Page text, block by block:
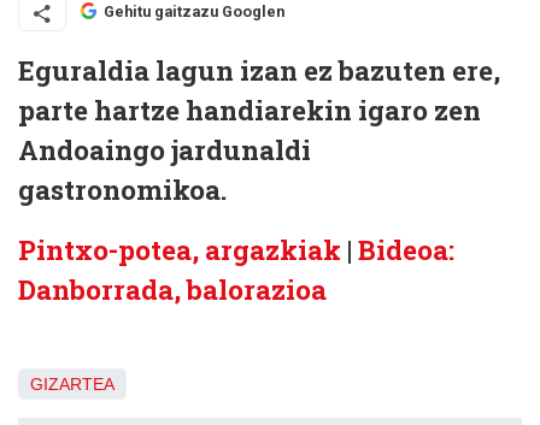
Gehitu gaitzazu Googlen
Eguraldia lagun izan ez bazuten ere,
parte hartze handiarekin igaro zen
Andoaingo jardunaldi
gastronomikoa.
Pintxo-potea, argazkiak | Bideoa:
Danborrada, balorazioa
GIZARTEA